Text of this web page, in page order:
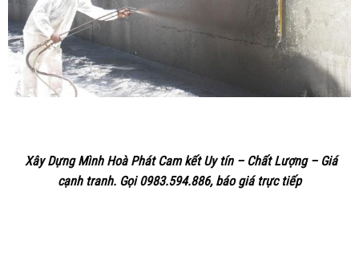
Xây Dựng Mình Hoà Phát Cam kết Uy tín – Chất Lượng – Giá
cạnh tranh. Gọi 0983.594.886, báo giá trựctiếp